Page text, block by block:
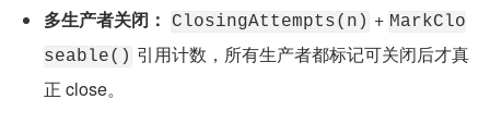
多生产者关闭：
ClosingAttempts(n) + MarkClo
seable() 引用计数，所有生产者都标记可关闭后才真
正 close。